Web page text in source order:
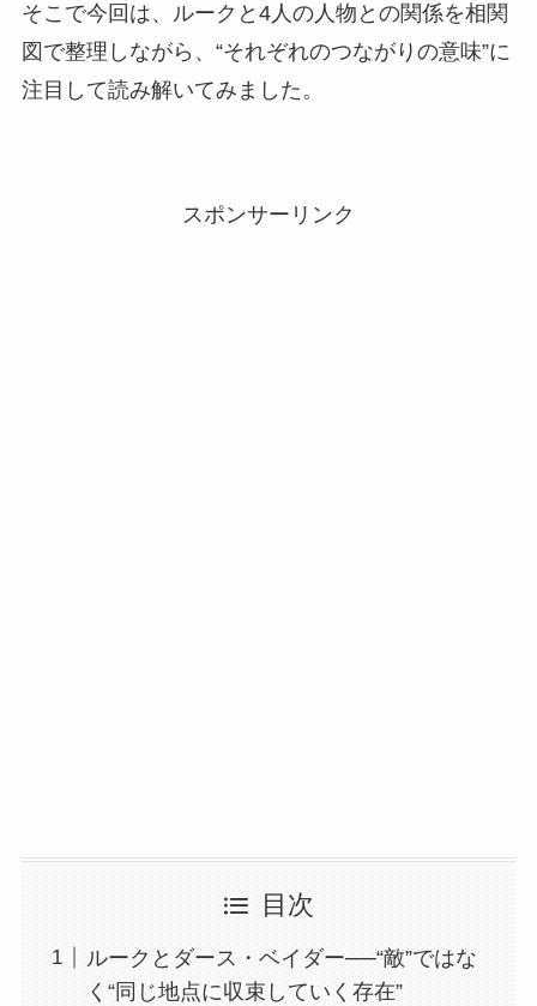
そこで今回は、ルークと4人の人物との関係を相関
図で整理しながら、“それぞれのつながりの意味”に
注目して読み解いてみました。
スポンサーリンク
目次
ルークとダース・ベイダー──“敵”ではな
く“同じ地点に収束していく存在”